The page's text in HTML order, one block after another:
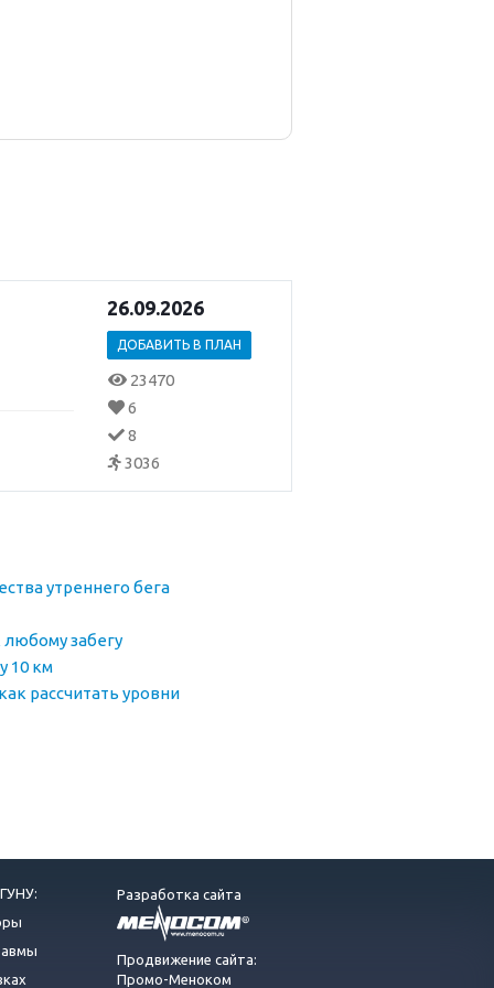
23470
6
8
3036
26.09.2026
ДОБАВИТЬ В ПЛАН
утреннего бега
забегу
10 км
рассчитать уровни
Разработка сайта
Продвижение сайта:
Промо-Меноком